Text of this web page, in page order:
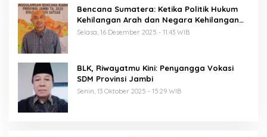
Bencana Sumatera: Ketika Politik Hukum
Kehilangan Arah dan Negara Kehilangan
Keberanian
Selasa, 16 Desember 2025 - 11:43 WIB
BLK, Riwayatmu Kini: Penyangga Vokasi
SDM Provinsi Jambi
Senin, 13 Oktober 2025 - 15:29 WIB